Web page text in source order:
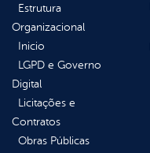
Estrutura
Organizacional
Inicio
LGPD e Governo
Digital
Licitações e
Contratos
Obras Públicas